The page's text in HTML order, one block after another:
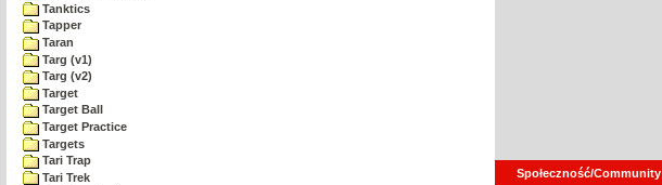
Tanktics
Tapper
Taran
Targ (v1)
Targ (v2)
Target
Target Ball
Target Practice
Targets
Tari Trap
Tari Trek
Społeczność/Community